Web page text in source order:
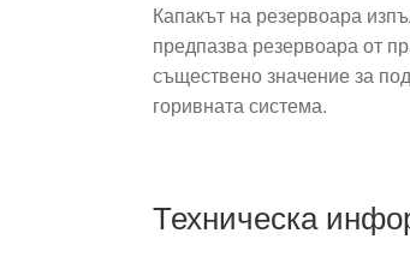
Капакът на резервоара
предпазва резервоара от
съществено значение за
горивната система.
Техническа